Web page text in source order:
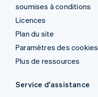
soumises à conditions
Licences
Plan du site
Paramètres des cookies
Plus de ressources
Service d'assistance